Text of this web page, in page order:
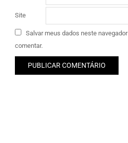
Site
Salvar meus dados neste
comentar.